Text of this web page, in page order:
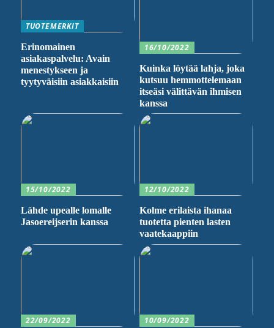
TUOTEMERKIT
Erinomainen
asiakaspalvelu: Avain
menestykseen ja
tyytyväisiin asiakkaisiin
16/10/2022
Kuinka löytää lahja, joka
kutsuu hemmottelemaan
itseäsi välittävän ihmisen
kanssa
15/10/2022
Lähde upealle lomalle
Jasoereijserin kanssa
12/10/2022
Kolme erilaista ihanaa
tuotetta pienten lasten
vaatekaappiin
22/09/2022 10/09/2022